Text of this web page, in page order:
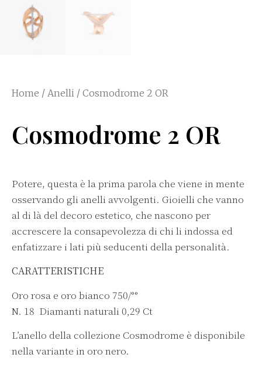
Home / Anelli / Cosmodrome 2 OR
Cosmodrome 2 OR
Potere, questa è la prima parola che viene in mente
osservando gli anelli avvolgenti. Gioielli che vanno
al di là del decoro estetico, che nascono per
accrescere la consapevolezza di chi li indossa ed
enfatizzare i lati più seducenti della personalità.
CARATTERISTICHE
Oro rosa e oro bianco 750/°°
N. 18 Diamanti naturali 0,29 Ct
L’anello della collezione Cosmodrome è disponibile
nella variante in oro nero.